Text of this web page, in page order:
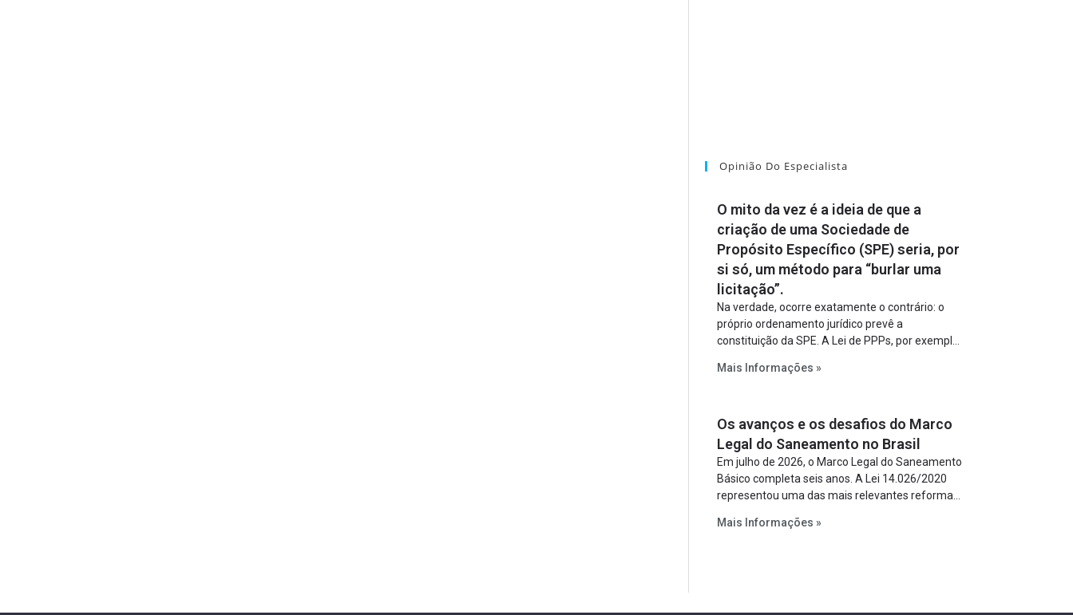
Opinião Do Especialista
O mito da vez é a ideia de que a
criação de uma Sociedade de
Propósito Específico (SPE) seria, por
si só, um método para “burlar uma
licitação”.
Na verdade, ocorre exatamente o contrário: o
próprio ordenamento jurídico prevê a
constituição da SPE. A Lei de PPPs, por exemplo,
SPE para implantar e gerir o empreendimento.
Concessões, a figura é facultativa e sujeita a
uma escolha racional de projeto a projeto.
Mais Informações »
Os avanços e os desafios do Marco
Legal do Saneamento no Brasil
Em julho de 2026, o Marco Legal do Saneamento
Básico completa seis anos. A Lei 14.026/2020
representou uma das mais relevantes reformas
claras para a universalização dos serviços,
Mais Informações »